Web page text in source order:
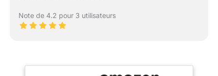
Note de 4.2 pour 3 utilisateurs